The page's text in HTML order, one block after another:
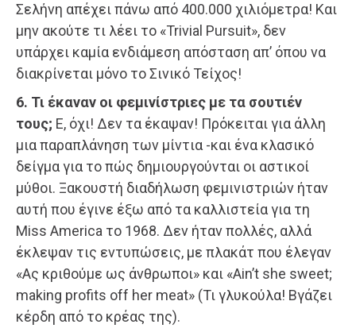
Σελήνη απέχει πάνω από 400.000 χιλιόμετρα! Και
μην ακούτε τι λέει το «Trivial Pursuit», δεν
υπάρχει καμία ενδιάμεση απόσταση απ’ όπου να
διακρίνεται μόνο το Σινικό Τείχος!
6. Τι έκαναν οι φεμινίστριες με τα σουτιέν
τους; Ε, όχι! Δεν τα έκαψαν! Πρόκειται για άλλη
μια παραπλάνηση των μίντια -και ένα κλασικό
δείγμα για το πώς δημιουργούνται οι αστικοί
μύθοι. Ξακουστή διαδήλωση φεμινιστριών ήταν
αυτή που έγινε έξω από τα καλλιστεία για τη
Miss America το 1968. Δεν ήταν πολλές, αλλά
έκλεψαν τις εντυπώσεις, με πλακάτ που έλεγαν
«Ας κριθούμε ως άνθρωποι» και «Ain’t she sweet;
making profits off her meat» (Τι γλυκούλα! Βγάζει
κέρδη από το κρέας της).